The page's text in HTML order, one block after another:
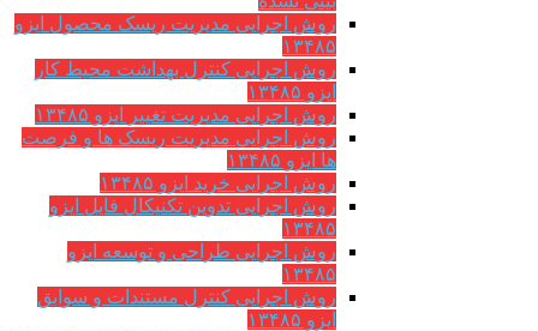
روش اجرایی مدیریت ریسک محصول ایزو
۱۳۴۸۵
روش اجرایی کنترل بهداشت محیط کار
ایزو ۱۳۴۸۵
روش اجرایی مدیریت تغییر ایزو ۱۳۴۸۵
روش اجرایی مدیریت ریسک ها و فرصت
ها ایزو ۱۳۴۸۵
روش اجرایی خرید ایزو ۱۳۴۸۵
روش اجرایی تدوین تکنیکال فایل ایزو
۱۳۴۸۵
روش اجرایی طراحی و توسعه ایزو
۱۳۴۸۵
روش اجرایی کنترل مستندات و سوابق
ایزو ۱۳۴۸۵